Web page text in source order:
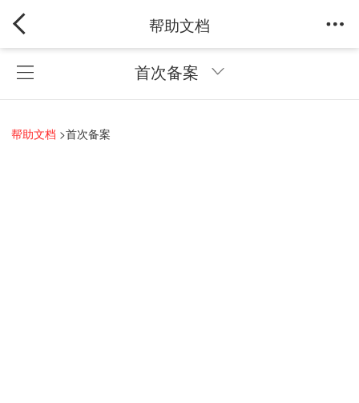
帮助文档
首次备案
帮助文档 >首次备案